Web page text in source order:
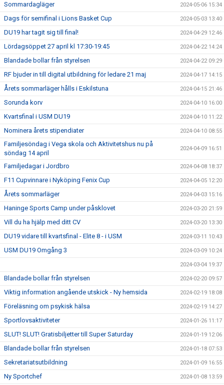
Sommardagläger 2024-05-06 15:34
Dags för semifinal i Lions Basket Cup 2024-05-03 13:40
DU19 har tagit sig till final! 2024-04-29 12:46
Lördagsöppet 27 april kl 17:30-19:45 2024-04-22 14:24
Blandade bollar från styrelsen 2024-04-22 09:29
RF bjuder in till digital utbildning för ledare 21 maj 2024-04-17 14:15
Årets sommarläger hålls i Eskilstuna 2024-04-15 21:46
Sorunda korv 2024-04-10 16:00
Kvartsfinal i USM DU19 2024-04-10 11:22
Nominera årets stipendiater 2024-04-10 08:55
Familjesöndag i Vega skola och Aktivitetshus nu på
söndag 14 april
2024-04-09 16:51
Familjedagar i Jordbro 2024-04-08 18:37
F11 Cupvinnare i Nyköping Fenix Cup 2024-04-05 12:20
Årets sommarläger 2024-04-03 15:16
Haninge Sports Camp under påsklovet 2024-03-20 21:59
Vill du ha hjälp med ditt CV 2024-03-20 13:30
DU19 vidare till kvartsfinal - Elite 8 - i USM 2024-03-11 10:43
USM DU19 Omgång 3 2024-03-09 10:24
2024-03-04 19:37
Blandade bollar från styrelsen 2024-02-20 09:57
Viktig information angående utskick - Ny hemsida 2024-02-19 18:08
Föreläsning om psykisk hälsa 2024-02-19 14:27
Sportlovsaktiviteter 2024-01-26 11:17
SLUT! SLUT! Gratisbiljetter till Super Saturday 2024-01-19 12:06
Blandade bollar från styrelsen 2024-01-18 07:53
Sekretariatsutbildning 2024-01-09 16:55
Ny Sportchef 2024-01-08 13:59